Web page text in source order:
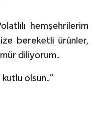
hemşehrilerim
bereketli ürünler,
diliyorum.
olsun.”